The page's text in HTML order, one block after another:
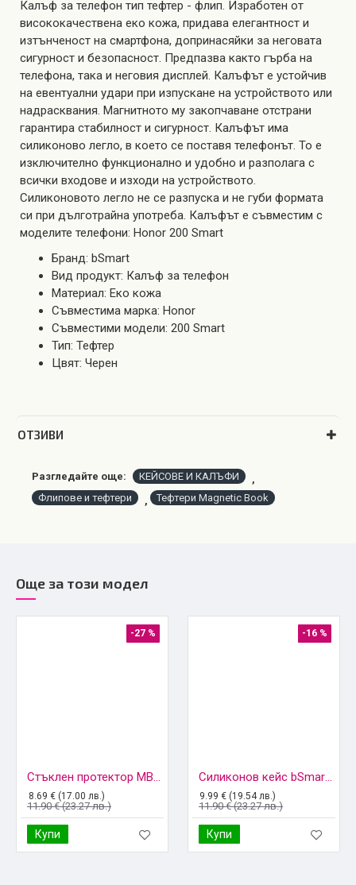
Калъф за телефон тип тефтер - флип. Изработен от
висококачествена еко кожа, придава елегантност и
изтънченост на смартфона, допринасяйки за неговата
сигурност и безопасност. Предпазва както гърба на
телефона, така и неговия дисплей. Калъфът е устойчив
на евентуални удари при изпускане на устройството или
надрасквания. Магнитното му закопчаване отстрани
гарантира стабилност и сигурност. Калъфът има
силиконово легло, в което се поставя телефонът. То е
изключително функционално и удобно и разполага с
всички входове и изходи на устройството.
Силиконовото легло не се разпуска и не губи формата
си при дълготрайна употреба. Калъфът е съвместим с
моделите телефони: Honor 200 Smart
Бранд: bSmart
Вид продукт: Калъф за телефон
Материал: Еко кожа
Съвместима марка: Honor
Съвместими модели: 200 Smart
Тип: Тефтер
Цвят: Черен
OТЗИВИ
Разгледайте още: КЕЙСОВЕ И КАЛЪФИ
,
Флипове и тефтери
, Тефтери Magnetic Book
Още за този модел
-27 %
Стъклен протектор MBX 9D Paper Box Flat, За Honor 200 Smart, Черен
8.69 € (17.00 лв.)
11.90 € (23.27 лв.)
Купи
-16 %
Силиконов кейс bSmart Silicone Soft Cover, За Honor 200 Smart, Черен
9.99 € (19.54 лв.)
11.90 € (23.27 лв.)
Купи